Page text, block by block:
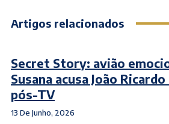
Artigos relacionados
Secret Story: avião
Susana acusa João
pós-TV
13 De Junho, 2026